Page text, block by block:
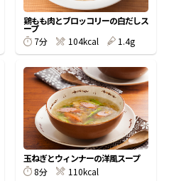
韓福善シリーズ
鶏もも肉とブロッコリーの白だしス
ープ
7分
104kcal 1.4g
玉ねぎとウィンナーの洋風スープ
8分
110kcal